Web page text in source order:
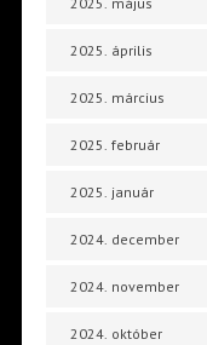
2025. április
2025. március
2025. február
2025. január
2024. december
2024. november
2024. október